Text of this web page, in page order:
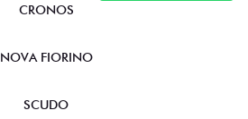
CRONOS
NOVA FIORINO
SCUDO